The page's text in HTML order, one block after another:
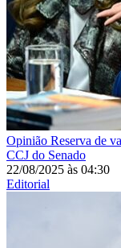
Opinião Reserva de
CCJ do Senado
22/08/2025 às 04:30
Editorial